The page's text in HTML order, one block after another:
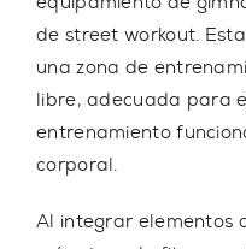
de street workout.
una zona de
libre, adecuada para
entrenamiento
corporal.
Al integrar elementos